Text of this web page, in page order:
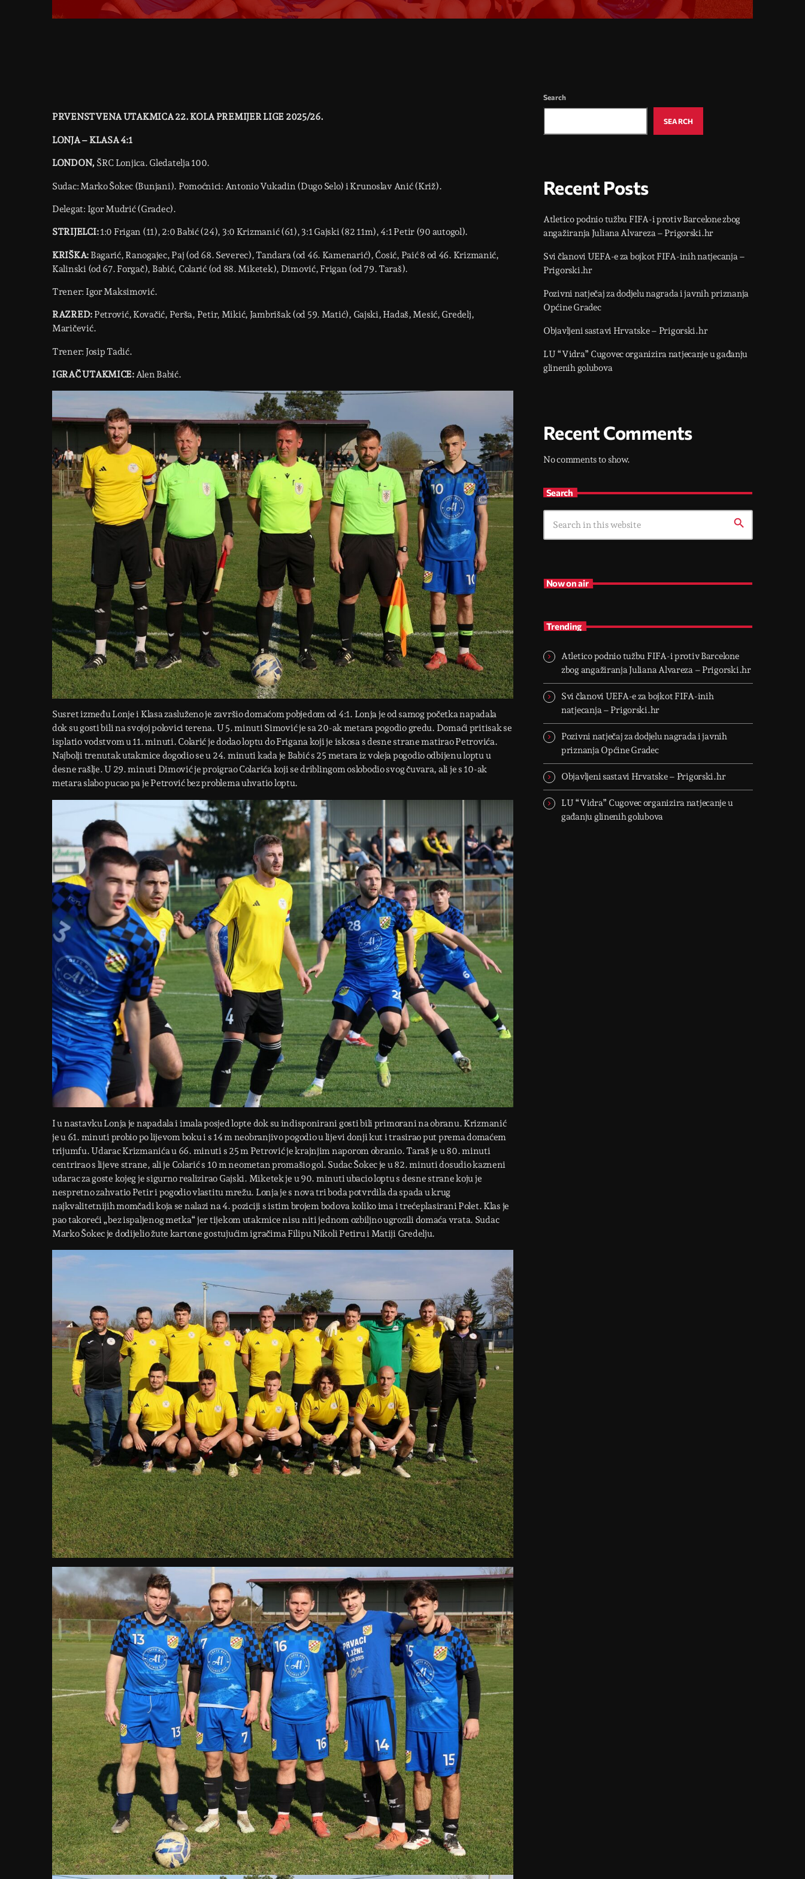
PRVENSTVENA UTAKMICA 22. KOLA PREMIJER LIGE 2025/26.
LONJA – KLASA 4:1
LONDON, ŠRC Lonjica. Gledatelja 100.
Sudac: Marko Šokec (Bunjani). Pomoćnici: Antonio Vukadin (Dugo Selo) i Krunoslav Anić (Križ).
Delegat: Igor Mudrić (Gradec).
STRIJELCI:1:0 Frigan (11), 2:0 Babić (24), 3:0 Krizmanić (61), 3:1 Gajski (82 11m), 4:1 Petir (90 autogol).
KRIŠKA: Bagarić, Ranogajec, Paj (od 68. Severec), Tandara (od 46. Kamenarić), Ćosić, Paić 8 od 46. Krizmanić,
Kalinski (od 67. Forgač), Babić, Colarić (od 88. Miketek), Dimović, Frigan (od 79. Taraš).
Trener: Igor Maksimović.
RAZRED: Petrović, Kovačić, Perša, Petir, Mikić, Jambrišak (od 59. Matić), Gajski, Hadaš, Mesić, Gredelj,
Maričević.
Trener: Josip Tadić.
IGRAČ UTAKMICE:Alen Babić.
Susret između Lonje i Klasa zasluženo je završio domaćom pobjedom od 4:1. Lonja je od samog početka napadala
dok su gosti bili na svojoj polovici terena. U 5. minuti Simović je sa 20-ak metara pogodio gredu. Domaći pritisak se
isplatio vodstvom u 11. minuti. Colarić je dodao loptu do Frigana koji je iskosa s desne strane matirao Petrovića.
Najbolji trenutak utakmice dogodio se u 24. minuti kada je Babić s 25 metara iz voleja pogodio odbijenu loptu u
desne rašlje. U 29. minuti Dimović je proigrao Colarića koji se driblingom oslobodio svog čuvara, ali je s 10-ak
metara slabo pucao pa je Petrović bez problema uhvatio loptu.
I u nastavku Lonja je napadala i imala posjed lopte dok su indisponirani gosti bili primorani na obranu. Krizmanić
je u 61. minuti probio po lijevom boku i s 14 m neobranjivo pogodio u lijevi donji kut i trasirao put prema domaćem
trijumfu. Udarac Krizmanića u 66. minuti s 25 m Petrović je krajnjim naporom obranio. Taraš je u 80. minuti
centrirao s lijeve strane, ali je Colarić s 10 m neometan promašio gol. Sudac Šokec je u 82. minuti dosudio kazneni
udarac za goste kojeg je sigurno realizirao Gajski. Miketek je u 90. minuti ubacio loptu s desne strane koju je
nespretno zahvatio Petir i pogodio vlastitu mrežu. Lonja je s nova tri boda potvrdila da spada u krug
najkvalitetnijih momčadi koja se nalazi na 4. poziciji s istim brojem bodova koliko ima i trećeplasirani Polet. Klas je
pao takoreći „bez ispaljenog metka“ jer tijekom utakmice nisu niti jednom ozbiljno ugrozili domaća vrata. Sudac
Marko Šokec je dodijelio žute kartone gostujućim igračima Filipu Nikoli Petiru i Matiji Gredelju.
Search
SEARCH
Recent Posts
Atletico podnio tužbu FIFA-i protiv Barcelone zbog
angažiranja Juliana Alvareza – Prigorski.hr
Svi članovi UEFA-e za bojkot FIFA-inih natjecanja –
Prigorski.hr
Pozivni natječaj za dodjelu nagrada i javnih priznanja
Općine Gradec
Objavljeni sastavi Hrvatske – Prigorski.hr
LU “Vidra” Cugovec organizira natjecanje u gađanju
glinenih golubova
Recent Comments
No comments to show.
Search
search
Now on air
Trending
Atletico podnio tužbu FIFA-i protiv Barcelone
zbog angažiranja Juliana Alvareza – Prigorski.hr
Svi članovi UEFA-e za bojkot FIFA-inih
natjecanja – Prigorski.hr
Pozivni natječaj za dodjelu nagrada i javnih
priznanja Općine Gradec
Objavljeni sastavi Hrvatske – Prigorski.hr
LU “Vidra” Cugovec organizira natjecanje u
gađanju glinenih golubova